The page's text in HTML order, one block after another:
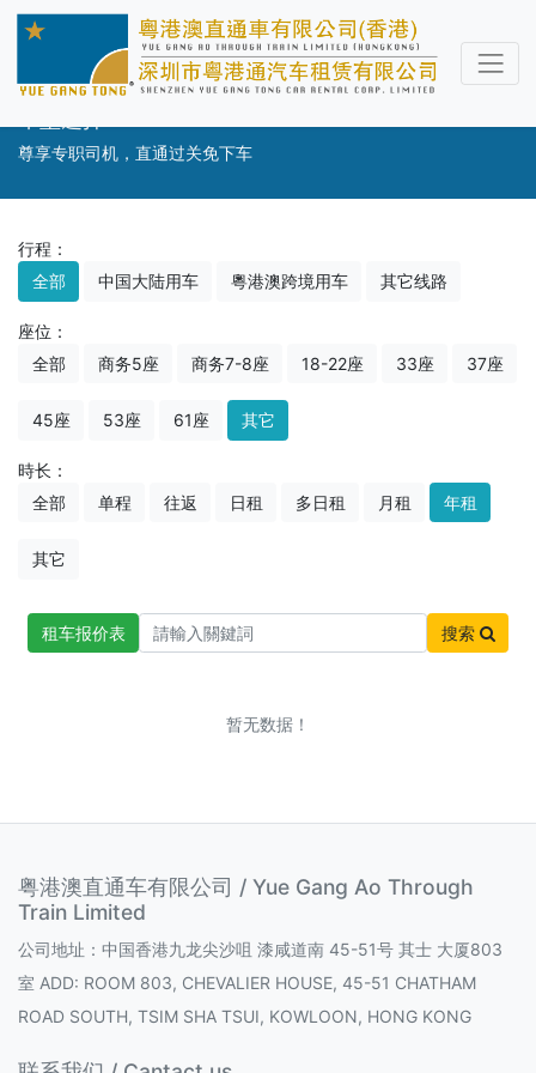
尊享专职司机，直通过关免下车
行程：
全部
中国大陆用车 粵港澳跨境用车 其它线路
座位：
全部
商务5座 商务7-8座 18-22座 33座 37座
45座 53座 61座 其它
時长：
全部
单程 往返 日租 多日租 月租 年租
其它
租车报价表 搜索
暂无数据！
粤港澳直通车有限公司 / Yue Gang Ao Through
Train Limited
公司地址：中国香港九龙尖沙咀 漆咸道南 45-51号 其士 大厦803
室 ADD: ROOM 803, CHEVALIER HOUSE, 45-51 CHATHAM
ROAD SOUTH, TSIM SHA TSUI, KOWLOON, HONG KONG